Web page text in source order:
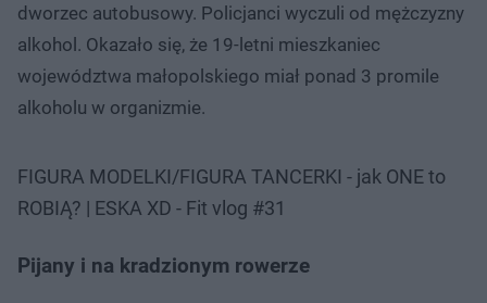
dworzec autobusowy. Policjanci wyczuli od mężczyzny
alkohol. Okazało się, że 19-letni mieszkaniec
województwa małopolskiego miał ponad 3 promile
alkoholu w organizmie.
FIGURA MODELKI/FIGURA TANCERKI - jak ONE to
ROBIĄ? | ESKA XD - Fit vlog #31
Pijany i na kradzionym rowerze